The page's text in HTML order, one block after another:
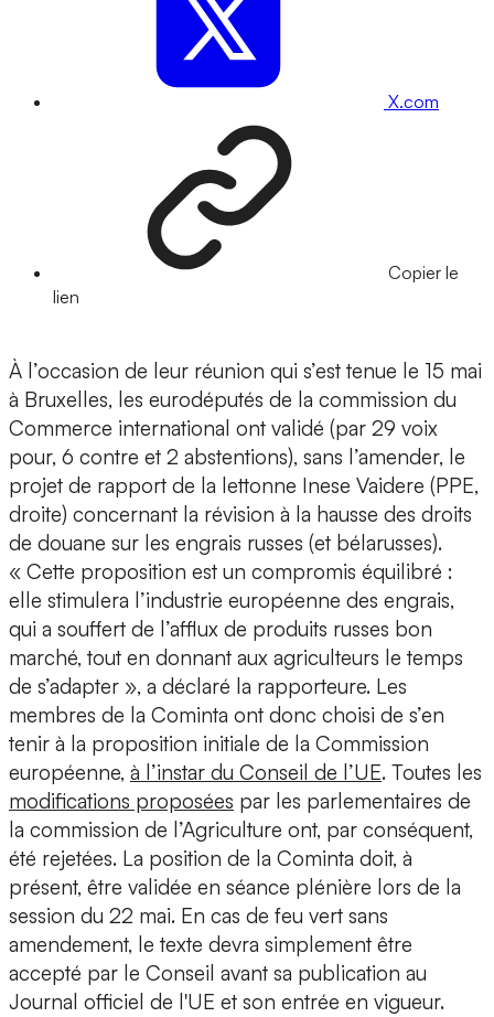
X.com
Copier le
lien
À l’occasion de leur réunion qui s’est tenue le 15 mai
à Bruxelles, les eurodéputés de la commission du
Commerce international ont validé (par 29 voix
pour, 6 contre et 2 abstentions), sans l’amender, le
projet de rapport de la lettonne Inese Vaidere (PPE,
droite) concernant la révision à la hausse des droits
de douane sur les engrais russes (et bélarusses).
« Cette proposition est un compromis équilibré :
elle stimulera l’industrie européenne des engrais,
qui a souffert de l’afflux de produits russes bon
marché, tout en donnant aux agriculteurs le temps
de s’adapter », a déclaré la rapporteure. Les
membres de la Cominta ont donc choisi de s’en
tenir à la proposition initiale de la Commission
européenne, à l’instar du Conseil de l’UE. Toutes les
modifications proposées par les parlementaires de
la commission de l’Agriculture ont, par conséquent,
été rejetées. La position de la Cominta doit, à
présent, être validée en séance plénière lors de la
session du 22 mai. En cas de feu vert sans
amendement, le texte devra simplement être
accepté par le Conseil avant sa publication au
Journal officiel de l'UE et son entrée en vigueur.